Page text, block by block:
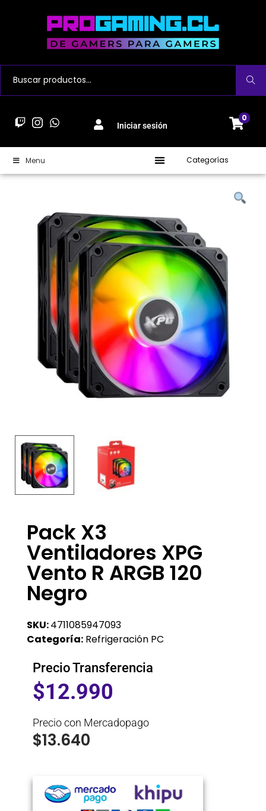
Buscar
Iniciar sesión
0
Menu Categorías
Pack X3
Ventiladores XPG
Vento R ARGB 120
Negro
SKU:4711085947093
Categoría: Refrigeración PC
Precio Transferencia
$12.990
Precio con Mercadopago
$13.640